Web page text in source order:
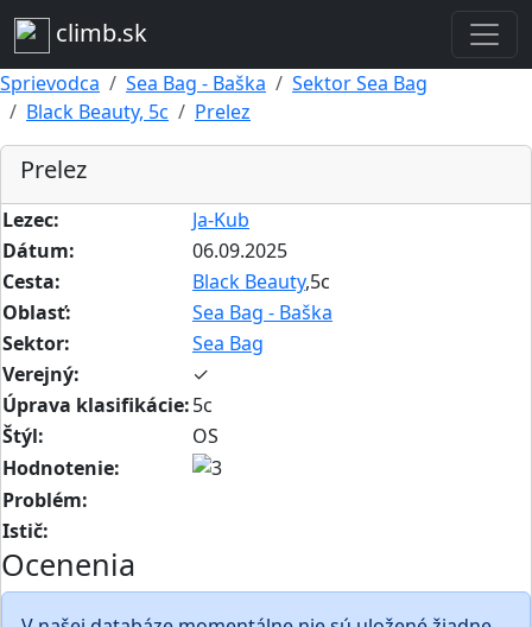
climb.sk
Sprievodca Sea Bag - Baška
Sektor Sea Bag
Black Beauty, 5c
Prelez
Prelez
Lezec:
Ja-Kub
Dátum:
06.09.2025
Cesta:
Black Beauty,5c
Oblasť:
Sea Bag - Baška
Sektor:
Sea Bag
Verejný:
✓
Úprava klasifikácie:5c
Štýl:
OS
Hodnotenie:
Problém:
Istič:
Ocenenia